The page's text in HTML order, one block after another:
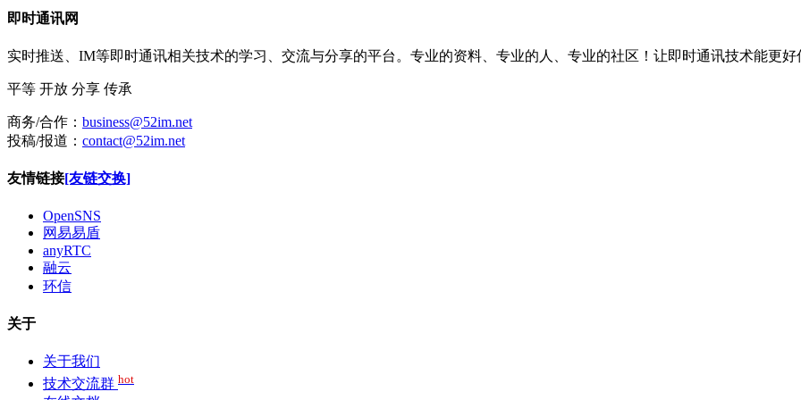
即时通讯网
实时推送、IM等即时通讯相关技术的学习、交流与分享的平台。专业的资料、专业的人、专业的社区！让即时通讯技术能更好
平等 开放 分享 传承
商务/合作： business@52im.net
投稿/报道： contact@52im.net
友情链接[友链交换]
OpenSNS
网易易盾
anyRTC
融云
环信
关于
关于我们
技术交流群 hot